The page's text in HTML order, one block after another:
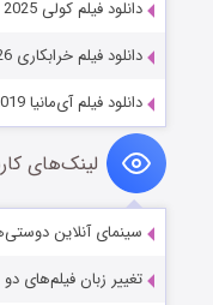
دانلود فیلم کولی Coolie 2025
دانلود فیلم خرابکاری Balls Up 2026
دانلود فیلم آی‌مانیا i-Mania 2019
لینک‌های
سینمای آنلاین
تغییر زبان فیلم‌های دو